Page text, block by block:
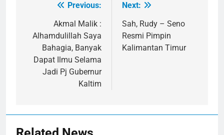
NavigasiPrevious:
Akmal Malik :
Alhamdulillah Saya
Bahagia, Banyak
Dapat Ilmu Selama
Jadi Pj Gubernur
Kaltim
Next:
Sah, Rudy – Seno
Resmi Pimpin
Kalimantan Timur